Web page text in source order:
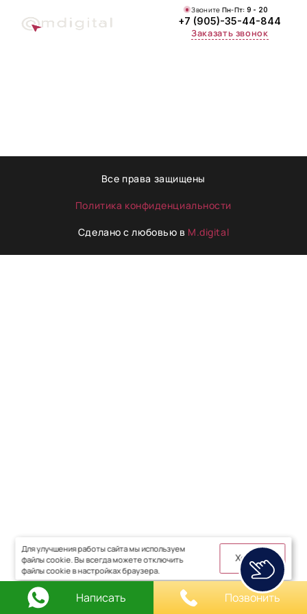
Звоните Пн-Пт: 9 - 20
+7 (905)-35-44-844
Заказать звонок
Все права защищены
Политика конфиденциальности
Сделано с любовью в M.digital
Для улучшения работы сайта мы используем
файлы cookie. Вы всегда можете отключить
файлы cookie в настройках браузера.
Хорошо
Написать Позвонить